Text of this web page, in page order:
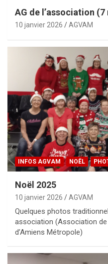
AG de l’association (7
10 janvier 2026 AGVAM
INFOS AGVAM NOËL
Noël 2025
10 janvier 2026 AGVAM
Quelques photos
association (Association
d’Amiens Métropole)